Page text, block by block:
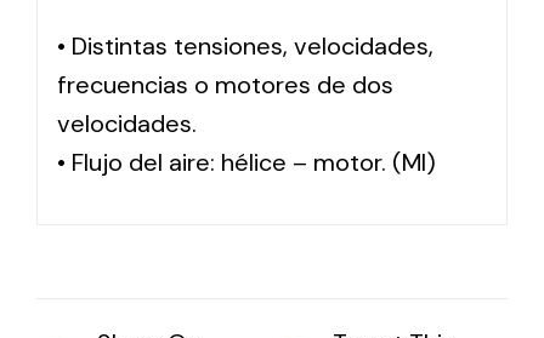
• Distintas tensiones, velocidades,
frecuencias o motores de dos
velocidades.
• Flujo del aire: hélice – motor. (MI)